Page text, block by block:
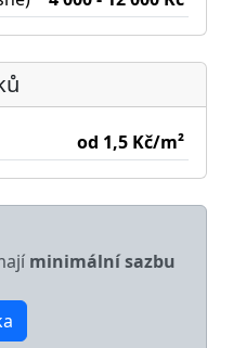
od 1,5 Kč/m²
minimální sazbu